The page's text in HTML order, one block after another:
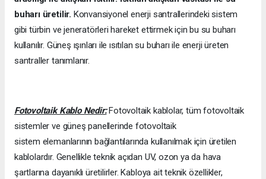
buharı üretilir. Konvansiyonel enerji santrallerindeki sistem
gibi türbin ve jeneratörleri hareket ettirmek için bu su buharı
kullanılır. Güneş ışınları ile ısıtılan su buharı ile enerji üreten
santraller tanımlanır.
Fotovoltaik Kablo Nedir:Fotovoltaik kablolar, tüm fotovoltaik
sistemler ve güneş panellerinde fotovoltaik
sistem elemanlarının bağlantılarında kullanılmak için üretilen
kablolardır. Genellikle teknik açıdan UV, ozon ya da hava
şartlarına dayanıklı üretilirler. Kabloya ait teknik özellikler,